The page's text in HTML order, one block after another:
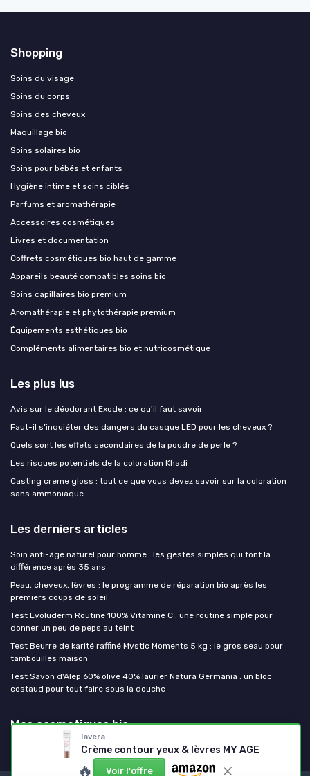
lavera
Crème contour yeux & lèvres MY AGE
🔥 Voir l'offre
Shopping
Soins du visage
Soins du corps
Soins des cheveux
Maquillage bio
Soins solaires bio
Soins pour bébés et enfants
Hygiène intime et soins ciblés
Parfums et aromathérapie
Accessoires cosmétiques
Livres et documentation
Coffrets cosmétiques bio haut de gamme
Appareils beauté compatibles soins bio
Soins capillaires bio premium
Aromathérapie et phytothérapie premium
Équipements esthétiques bio
Compléments alimentaires bio et nutricosmétique
Les plus lus
Avis sur le déodorant Exode : ce qu'il faut savoir
Faut-il s’inquiéter des dangers du casque LED pour les cheveux ?
Quels sont les effets secondaires de la poudre de perle ?
Les risques potentiels de la coloration Khadi
Casting creme gloss : tout ce que vous devez savoir sur la coloration
sans ammoniaque
Les derniers articles
Soin anti-âge naturel pour homme : les gestes simples qui font la
différence après 35 ans
Peau, cheveux, lèvres : le programme de réparation bio après les
premiers coups de soleil
Test Evoluderm Routine 100% Vitamine C : une routine simple pour
donner un peu de peps au teint
Test Beurre de karité raffiné Mystic Moments 5 kg : le gros seau pour
tambouilles maison
Test Savon d'Alep 60% olive 40% laurier Natura Germania : un bloc
costaud pour tout faire sous la douche
Mes cosmetiques bio